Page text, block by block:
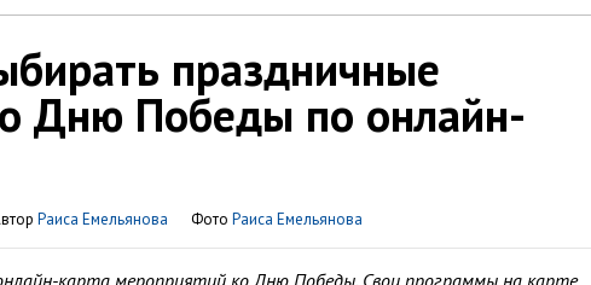
праздничные
Дню Победы по онлайн-
Раиса Емельянова Фото Раиса Емельянова
карта мероприятий ко Дню Победы. Свои программы на карте